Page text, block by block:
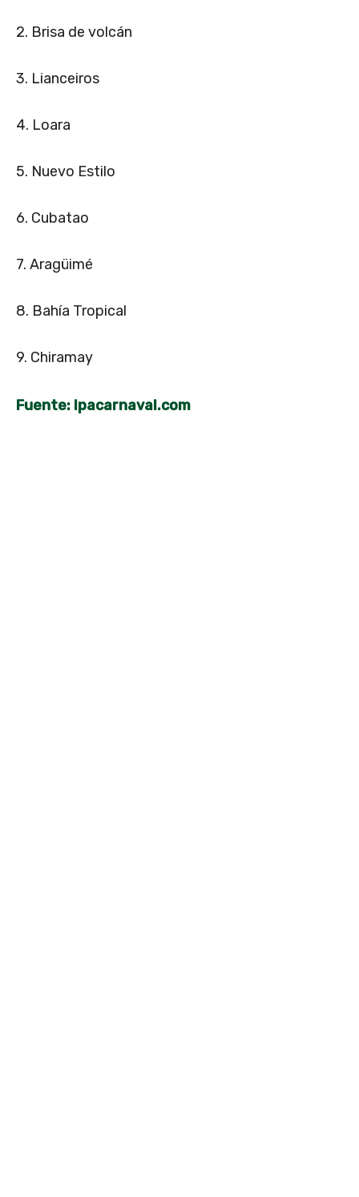
2. Brisa de volcán
3. Lianceiros
4. Loara
5. Nuevo Estilo
6. Cubatao
7. Aragüimé
8. Bahía Tropical
9. Chiramay
Fuente: lpacarnaval.com